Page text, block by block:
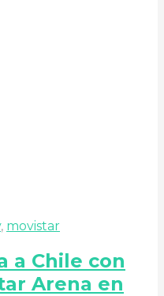
, movistar
a Chile con
Arena en